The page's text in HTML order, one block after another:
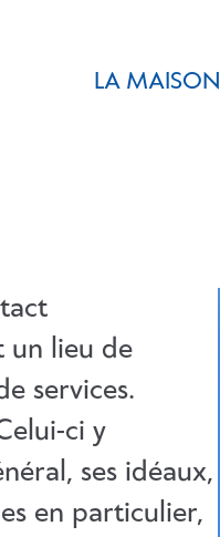
LA MAISON
un lieu de
services.
ci y
ses idéaux,
en particulier,